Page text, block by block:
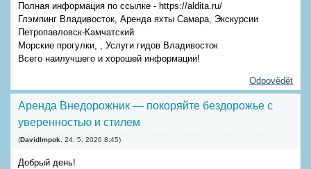
Полная информация по ссылке - https://aldita.ru/
Глэмпинг Владивосток, Аренда яхты Самара, Экскурсии
Петропавловск-Камчатский
Морские прогулки, , Услуги гидов Владивосток
Всего наилучшего и хорошей информации!
Odpovědět
Аренда Внедорожник — покоряйте бездорожье с
уверенностью и стилем
(DavidImpok 24. 5. 2026 8:45)
Добрый день!